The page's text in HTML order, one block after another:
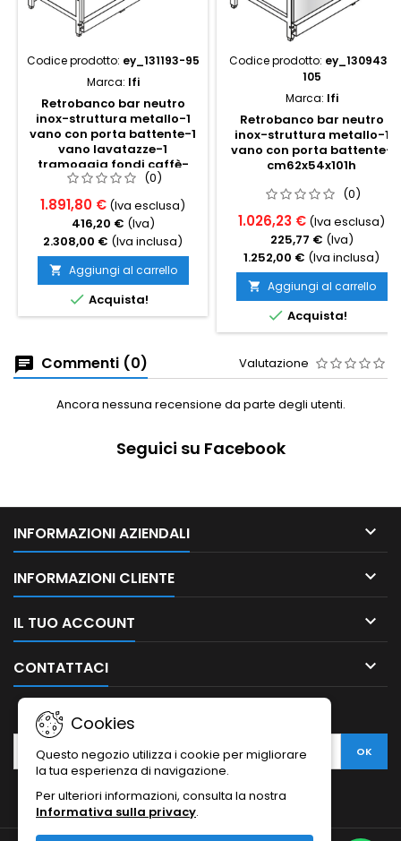
Codice prodotto: ey_131193-95
Marca: Ifi
Retrobanco bar neutro
inox-struttura metallo-1
vano con porta battente-1
vano lavatazze-1
tramoggia fondi caffè-
cm100x64x91h
(0)
1.891,80 € (Iva esclusa)
416,20 € (Iva)
2.308,00 € (Iva inclusa)
 Aggiungi al carrello
 Acquista!
Codice prodotto: ey_130943-
105
Marca: Ifi
Retrobanco bar neutro
inox-struttura metallo-1
vano con porta battente-
cm62x54x101h
(0)
1.026,23 € (Iva esclusa)
225,77 € (Iva)
1.252,00 € (Iva inclusa)
 Aggiungi al carrello
 Acquista!
Commenti (0) Valutazione
Ancora nessuna recensione da parte degli utenti.
Seguici su Facebook
INFORMAZIONI AZIENDALI 
INFORMAZIONI CLIENTE 
IL TUO ACCOUNT 
CONTATTACI 
Cookies
Questo negozio utilizza i cookie per migliorare
la tua esperienza di navigazione.
Per ulteriori informazioni, consulta la nostra
Informativa sulla privacy.